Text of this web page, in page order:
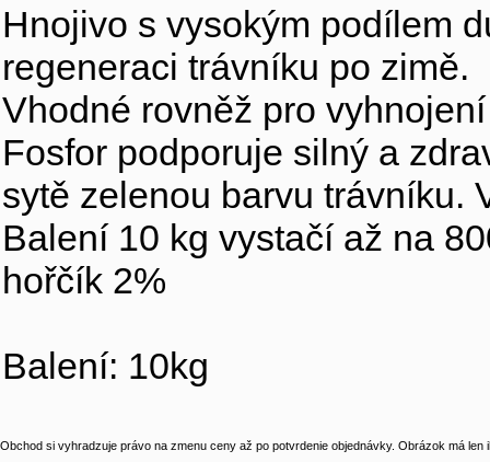
Hnojivo s vysokým podílem
regeneraci trávníku po zimě.
Vhodné rovněž pro
Fosfor podporuje silný a
sytě zelenou barvu trávníku.
Balení 10 kg vystačí až na
hořčík 2%
Balení: 10kg
Obchod si vyhradzuje právo na zmenu ceny až po potvrdenie objednávky. Obrázok má len